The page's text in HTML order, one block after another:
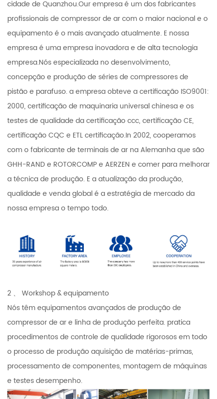
cidade de Quanzhou.Our empresa é um dos fabricantes
profissionais de compressor de ar com o maior nacional e o
equipamento é o mais avançado atualmente. E nossa
empresa é uma empresa inovadora e de alta tecnologia
empresa.Nós especializada no desenvolvimento,
concepção e produção de séries de compressores de
pistão e parafuso. a empresa obteve a certificação ISO9001:
2000, certificação de maquinaria universal chinesa e os
testes de qualidade da certificação ccc, certificação CE,
certificação CQC e ETL certificação.In 2002, cooperamos
com o fabricante de terminais de ar na Alemanha que são
GHH-RAND e ROTORCOMP e AERZEN e comer para melhorar
a técnica de produção. E a atualização da produção,
qualidade e venda global é a estratégia de mercado da
nossa empresa o tempo todo.
2 、 Workshop & equipamento
Nós têm equipamentos avançados de produção de
compressor de ar e linha de produção perfeita. pratica
procedimentos de controle de qualidade rigorosos em todo
o processo de produção aquisição de matérias-primas,
processamento de componentes, montagem de máquinas
e testes desempenho.